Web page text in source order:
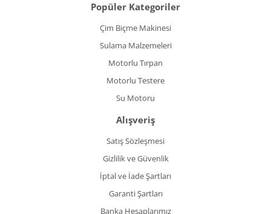
Popüler Kategoriler
Çim Biçme Makinesi
Sulama Malzemeleri
Motorlu Tırpan
Motorlu Testere
Su Motoru
Alışveriş
Satış Sözleşmesi
Gizlilik ve Güvenlik
İptal ve İade Şartları
Garanti Şartları
Banka Hesaplarımız